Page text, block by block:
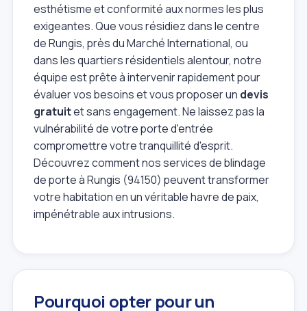
esthétisme et conformité aux normes les plus
exigeantes. Que vous résidiez dans le centre
de Rungis, près du Marché International, ou
dans les quartiers résidentiels alentour, notre
équipe est prête à intervenir rapidement pour
évaluer vos besoins et vous proposer un devis
gratuitet sans engagement. Ne laissez pas la
vulnérabilité de votre porte d'entrée
compromettre votre tranquillité d'esprit.
Découvrez comment nos services de blindage
de porte à Rungis (94150) peuvent transformer
votre habitation en un véritable havre de paix,
impénétrable aux intrusions.
Pourquoi opter pour un